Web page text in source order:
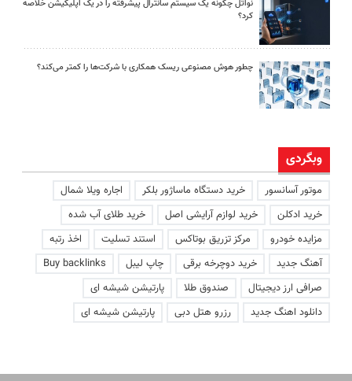
نواتل چگونه یک سیستم سانترال پیشرفته را در یک اپلیکیشن خلاصه
کرد؟
چطور هوش مصنوعی ریسک همکاری با شرکت‌ها را کمتر می‌کند؟
وبگردی
موتور آسانسور خرید دستگاه ماساژور بلکر
اجاره ویلا شمال
خرید ادکلن
خرید لوازم آرایشی اصل
خرید طلای آب شده
مزایده خودرو
مرکز تزریق بوتاکس استند تسلیت
اخذ رتبه
آهنگ جدید
خرید دوچرخه برقی چاپ لیبل
Buy backlinks
صرافی ارز دیجیتال
صندوق طلا
پارتیشن شیشه ای
دانلود اهنگ جدید
رزرو هتل دبی پارتیشن شیشه ای